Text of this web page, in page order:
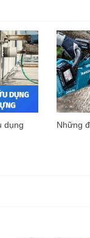
dụng
Những